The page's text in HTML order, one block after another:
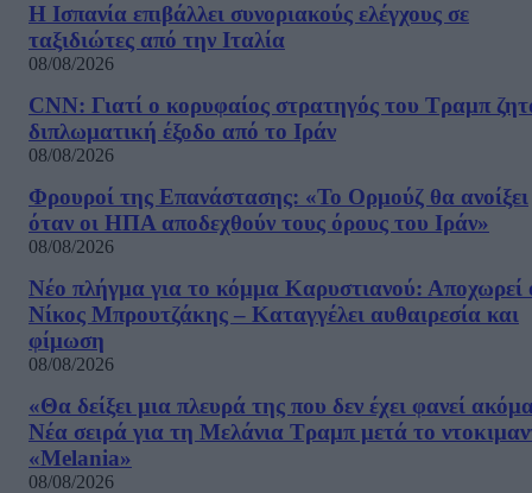
Η Ισπανία επιβάλλει συνοριακούς ελέγχους σε
ταξιδιώτες από την Ιταλία
08/08/2026
CNN: Γιατί ο κορυφαίος στρατηγός του Τραμπ
διπλωματική έξοδο από το Ιράν
08/08/2026
Φρουροί της Επανάστασης: «Το Ορμούζ θα ανοίξει
όταν οι ΗΠΑ αποδεχθούν τους όρους του Ιράν»
08/08/2026
Νέο πλήγμα για το κόμμα Καρυστιανού: Αποχωρεί
Νίκος Μπρουτζάκης – Καταγγέλει αυθαιρεσία και
φίμωση
08/08/2026
«Θα δείξει μια πλευρά της που δεν έχει φανεί
Νέα σειρά για τη Μελάνια Τραμπ μετά το
«Melania»
08/08/2026